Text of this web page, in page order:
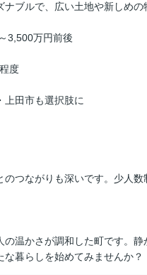
ブルで、広い土地や新しめ
3,500万円前後
度
上田市も選択肢に
つながりも深いです。少人
温かさが調和した町です。
暮らしを始めてみませんか？